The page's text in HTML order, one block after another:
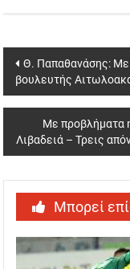
Post
navigation
Θ. Παπαθανάσης: Με
βουλευτής
Με προβλήματα
Λιβαδειά – Τρεις
Μπορεί